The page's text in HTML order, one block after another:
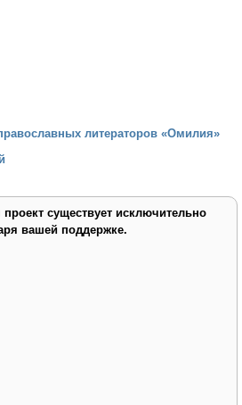
литераторов «Омилия»
существует исключительно
вашей поддержке.